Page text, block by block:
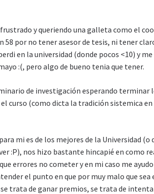
y queriendo una galleta como el
58 por no tener asesor de tesis, ni tener
en la universidad (donde pocos <10) y
:(, pero algo de bueno tenia que tener.
de investigación esperando terminar
curso (como dicta la tradición sistemica en
mi es de los mejores de la Universidad (o
:P), nos hizo bastante hincapié en como
errores no cometer y en mi caso me
el punto en que por muy malo que sea
trata de ganar premios, se trata de